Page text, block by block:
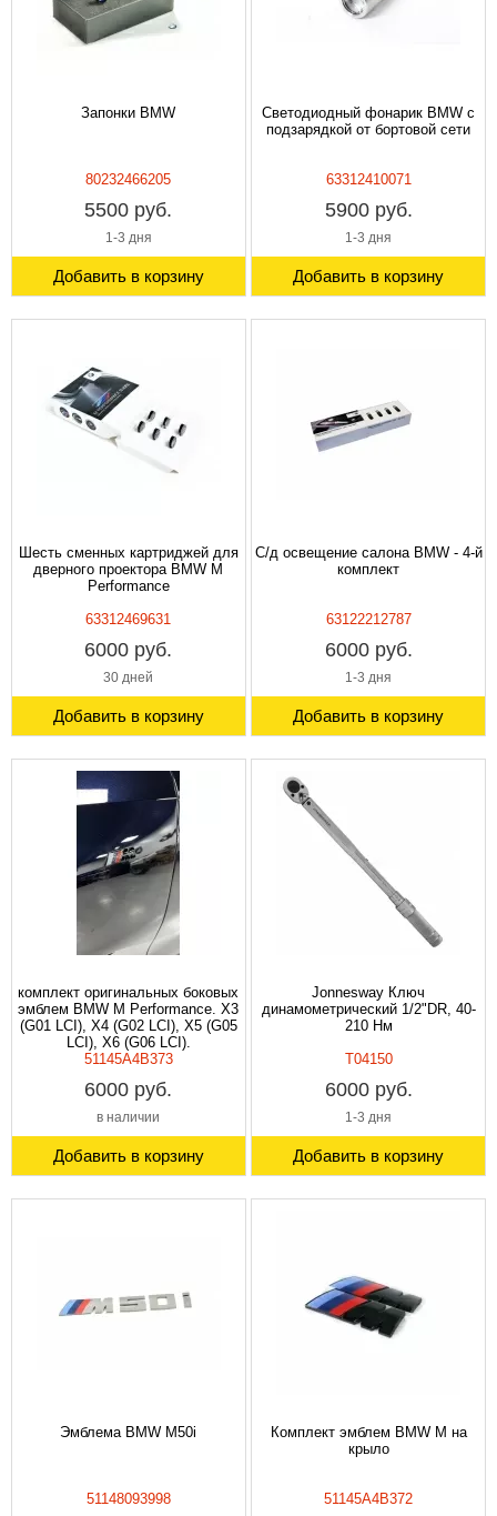
Запонки BMW
80232466205
5500 руб.
1-3 дня
Добавить в корзину
Светодиодный фонарик BMW с
подзарядкой от бортовой сети
63312410071
5900 руб.
1-3 дня
Добавить в корзину
Шесть сменных картриджей для
дверного проектора BMW M
Performance
63312469631
6000 руб.
30 дней
Добавить в корзину
С/д освещение салона BMW - 4-й
комплект
63122212787
6000 руб.
1-3 дня
Добавить в корзину
комплект оригинальных боковых
эмблем BMW M Performance. X3
(G01 LCI), X4 (G02 LCI), X5 (G05
LCI), X6 (G06 LCI).
51145A4B373
6000 руб.
в наличии
Добавить в корзину
Jonnesway Ключ
динамометрический 1/2"DR, 40-
210 Нм
T04150
6000 руб.
1-3 дня
Добавить в корзину
Эмблема BMW M50i
51148093998
Комплект эмблем BMW M на
крыло
51145A4B372